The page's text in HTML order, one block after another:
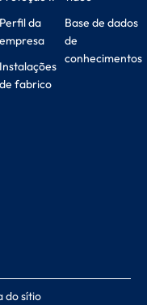
Perfil da
empresa
Instalações
de fabrico
Base de dados
de
conhecimentos
do sítio